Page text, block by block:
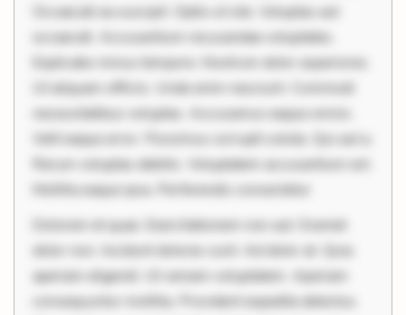
Occaecati ea suscipit. Optio ut iste. Voluptas aut
occaecati. Accusantium recusandae voluptates.
Explicabo minus tempore. Nostrum dolor asperiores.
Ut aliquam officiis. Unde enim nesciunt. Commodi
necessitatibus voluptas. Accusamus eaque omnis.
Velit eaque error. Possimus corrupti soluta. Qui aut a.
Rerum voluptas debitis. Voluptatem accusantium est.
Mollitia eaque ipsa. Perferendis consectetur
Dolorem et quae. Exercitationem non aut. Eveniet
dolor non. Incidunt dolores sunt. Ad dolor at. Quia
aperiam eligendi. Ut veniam voluptatem. Aperiam
consequuntur mollitia. Provident expedita delectus.